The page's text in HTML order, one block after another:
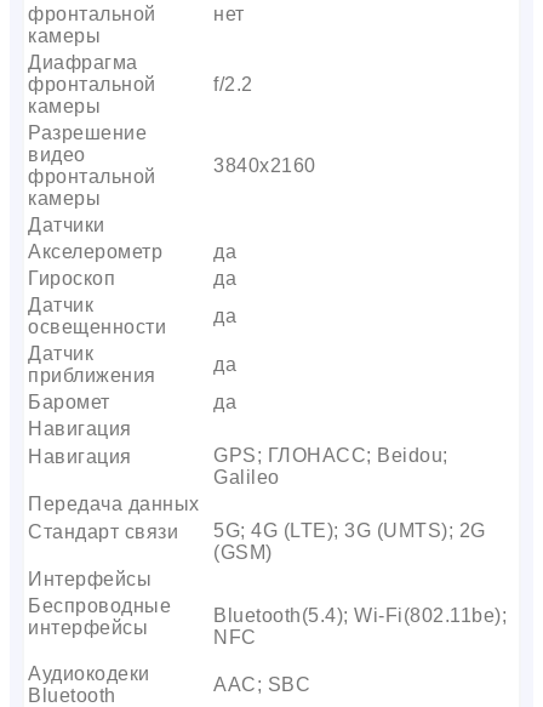
фронтальной
камеры
нет
Диафрагма
фронтальной
камеры
f/2.2
Разрешение
видео
фронтальной
камеры
3840х2160
Датчики
Акселерометр
да
Гироскоп
да
Датчик
освещенности
да
Датчик
приближения
да
Баромет
да
Навигация
Навигация
GPS; ГЛОНАСС; Beidou;
Galileo
Передача данных
Стандарт связи
5G; 4G (LTE); 3G (UMTS); 2G
(GSM)
Интерфейсы
Беспроводные
интерфейсы
Bluetooth(5.4); Wi-Fi(802.11be);
NFC
Аудиокодеки
Bluetooth
AAC; SBC